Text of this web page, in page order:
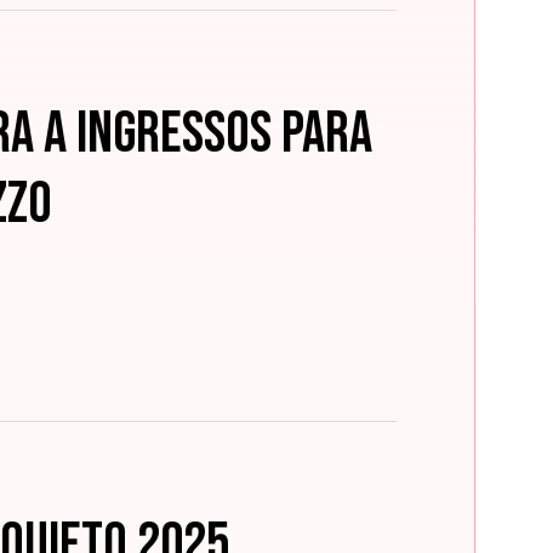
a ingressos para